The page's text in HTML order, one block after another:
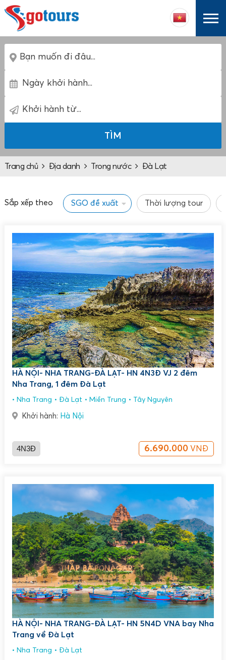
TÌM
Trang chủ Địa danh Trong nước Đà Lạt
Sắp xếp theo SGO đề xuất Thời lượng tour
HÀ NỘI- NHA TRANG-ĐÀ LẠT- HN 4N3Đ VJ 2 đêm
Nha Trang, 1 đêm Đà Lạt
Nha Trang Đà Lạt Miền Trung Tây Nguyên
Khởi hành: Hà Nội
4N3Đ 6.690.000 VNĐ
HÀ NỘI- NHA TRANG-ĐÀ LẠT- HN 5N4D VNA bay Nha
Trang về Đà Lạt
Nha Trang Đà Lạt